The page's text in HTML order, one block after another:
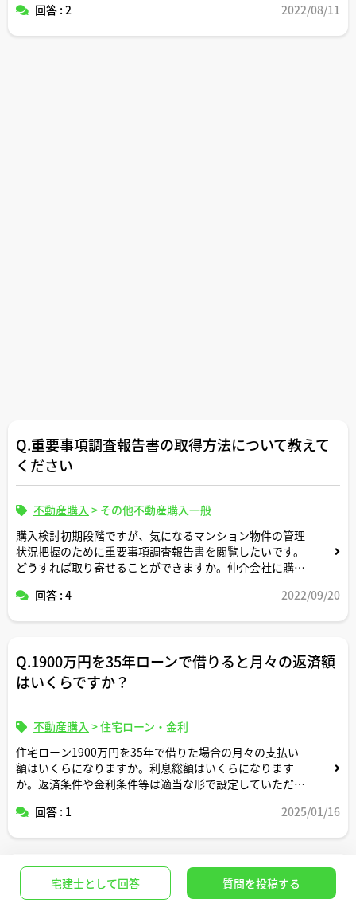
回答 : 2 2022/08/11
Q.重要事項調査報告書の取得方法について教えて
ください
不動産購入 > その他不動産購入一般
購入検討初期段階ですが、気になるマンション物件の管理
状況把握のために重要事項調査報告書を閲覧したいです。
どうすれば取り寄せることができますか。仲介会社に購入
回答 : 4 2022/09/20
Q.1900万円を35年ローンで借りると月々の返済額
はいくらですか？
不動産購入 >住宅ローン・金利
住宅ローン1900万円を35年で借りた場合の月々の支払い
額はいくらになりますか。利息総額はいくらになります
か。返済条件や金利条件等は適当な形で設定していただい
ミュレーションを記載いただけると助かります。よろしく
回答 : 1 2025/01/16
Q.7500万円の家を買える人の年収はどのくらいで
すか？
宅建士として回答 質問を投稿する